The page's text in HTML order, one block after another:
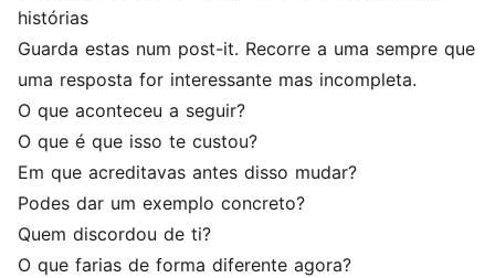
histórias
Guarda estas num post-it. Recorre a uma sempre que
uma resposta for interessante mas incompleta.
O que aconteceu a seguir?
O que é que isso te custou?
Em que acreditavas antes disso mudar?
Podes dar um exemplo concreto?
Quem discordou de ti?
O que farias de forma diferente agora?